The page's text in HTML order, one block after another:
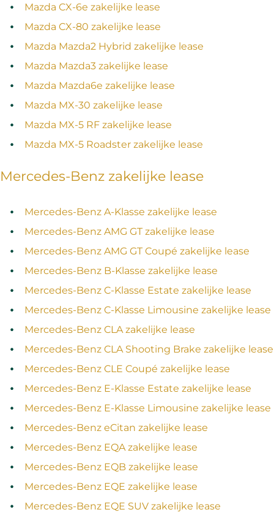
Mazda CX-6e zakelijke lease
Mazda CX-80 zakelijke lease
Mazda Mazda2 Hybrid zakelijke lease
Mazda Mazda3 zakelijke lease
Mazda Mazda6e zakelijke lease
Mazda MX-30 zakelijke lease
Mazda MX-5 RF zakelijke lease
Mazda MX-5 Roadster zakelijke lease
Mercedes-Benz zakelijke lease
Mercedes-Benz A-Klasse zakelijke lease
Mercedes-Benz AMG GT zakelijke lease
Mercedes-Benz AMG GT Coupé zakelijke lease
Mercedes-Benz B-Klasse zakelijke lease
Mercedes-Benz C-Klasse Estate zakelijke lease
Mercedes-Benz C-Klasse Limousine zakelijke lease
Mercedes-Benz CLA zakelijke lease
Mercedes-Benz CLA Shooting Brake zakelijke lease
Mercedes-Benz CLE Coupé zakelijke lease
Mercedes-Benz E-Klasse Estate zakelijke lease
Mercedes-Benz E-Klasse Limousine zakelijke lease
Mercedes-Benz eCitan zakelijke lease
Mercedes-Benz EQA zakelijke lease
Mercedes-Benz EQB zakelijke lease
Mercedes-Benz EQE zakelijke lease
Mercedes-Benz EQE SUV zakelijke lease